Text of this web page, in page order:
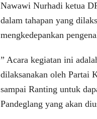
Nawawi Nurhadi ketua
dalam tahapan yang
mengkedepankan
” Acara kegiatan ini
dilaksanakan oleh Partai
sampai Ranting untuk
Pandeglang yang akan